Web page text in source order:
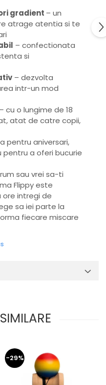
gradient – un
atrage atentia si te
– confectionata
si
– dezvolta
intr-un mod
– cu o lungime de 18
atat de catre copii,
pentru aniversari,
pentru a oferi bucurie
sau vrei sa-ti
Flippy este
intregi de
sa iei parte la
fiecare miscare
-29%